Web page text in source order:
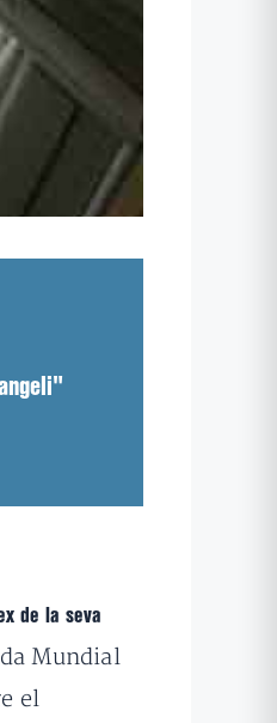
de la seva
Mundial
el